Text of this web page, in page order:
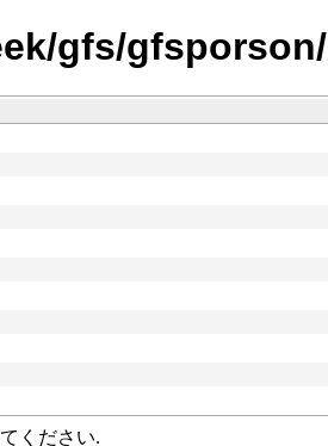
gfs/gfsporson/